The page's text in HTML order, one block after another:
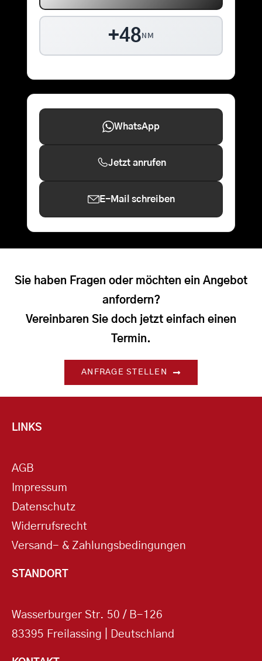
+48 NM
WhatsApp
Jetzt anrufen
E-Mail schreiben
Sie haben Fragen oder möchten ein Angebot
anfordern?
Vereinbaren Sie doch jetzt einfach einen
Termin.
ANFRAGE STELLEN
LINKS
AGB
Impressum
Datenschutz
Widerrufsrecht
Versand- & Zahlungsbedingungen
STANDORT
Wasserburger Str. 50 / B-126
83395 Freilassing | Deutschland